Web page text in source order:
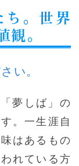
ち。世界
。
い。
夢しば」の
。一生涯自
はあるもの
れている方